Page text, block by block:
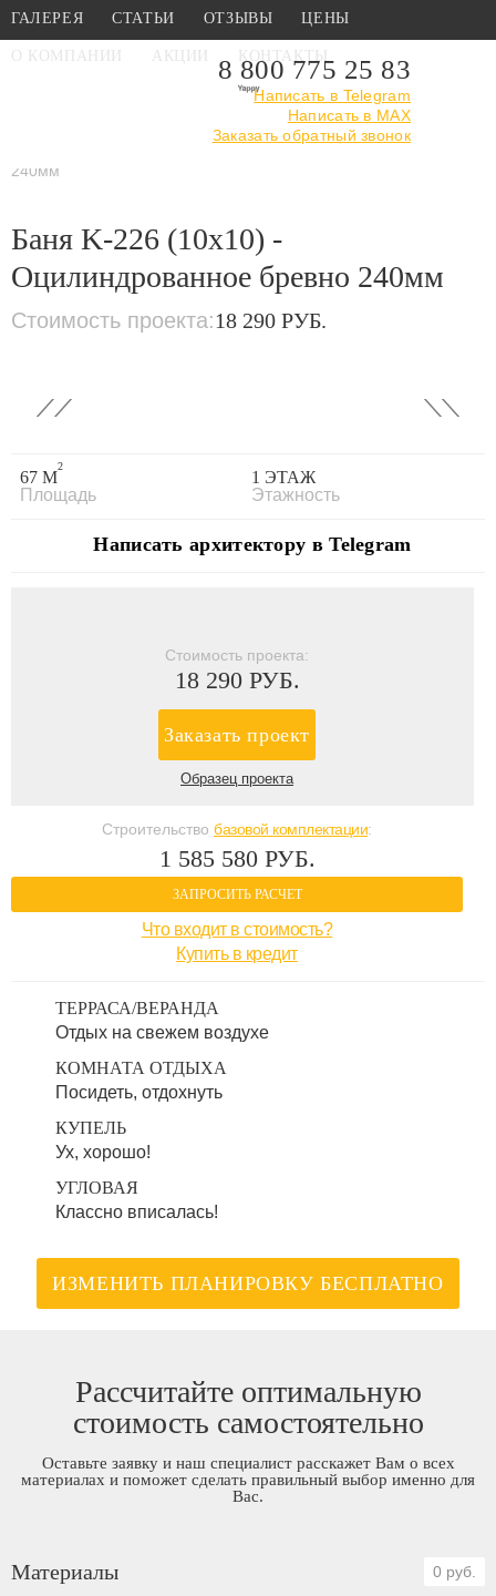
ГАЛЕРЕЯ СТАТЬИ ОТЗЫВЫ ЦЕНЫ
О КОМПАНИИ АКЦИИ КОНТАКТЫ
8 800 775 25 83
Написать в Telegram
Написать в MAX
Заказать обратный звонок
Проекты бань › Из оцилиндрованного
240мм
Баня K-226 (10x10) -
Оцилиндрованное бревно 240мм
Стоимость проекта:18 290 РУБ.
‹ ›
67 М
2
Площадь
1 ЭТАЖ
Этажность
Написать архитектору в Telegram
Стоимость проекта:
18 290 РУБ.
Заказать проект
Образец проекта
Строительство базовой комплектации:
1 585 580 РУБ.
ЗАПРОСИТЬ РАСЧЕТ
Что входит в стоимость?
Купить в кредит
ТЕРРАСА/ВЕРАНДА
Отдых на свежем воздухе
КОМНАТА ОТДЫХА
Посидеть, отдохнуть
КУПЕЛЬ
Ух, хорошо!
УГЛОВАЯ
Классно вписалась!
ИЗМЕНИТЬ ПЛАНИРОВКУ БЕСПЛАТНО
Рассчитайте оптимальную
стоимость самостоятельно
Оставьте заявку и наш специалист расскажет Вам о всех
материалах и поможет сделать правильный выбор именно для
Вас.
Материалы 0 руб.